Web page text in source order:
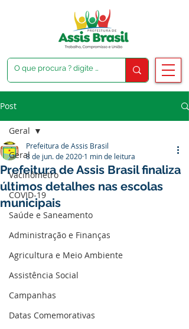
Post
Geral
Vacinômetro
COVID-19
Saúde e Saneamento
Administração e Finanças
Agricultura e Meio Ambiente
Assistência Social
Campanhas
Datas Comemorativas
Geral
Prefeitura de Assis Brasil finaliza
últimos detalhes nas escolas
municipais
Prefeitura de Assis Brasil
8 de jun. de 2020 1 min de leitura